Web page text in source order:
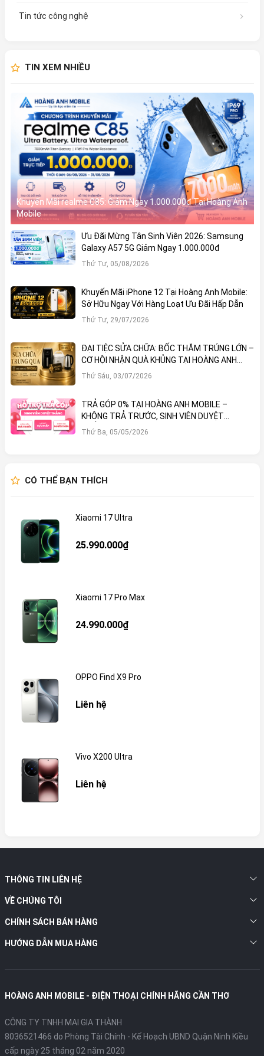
Tin tức công nghệ
TIN XEM NHIỀU
Khuyến Mãi realme C85: Giảm Ngay 1.000.000đ Tại Hoàng Anh
Mobile
Ưu Đãi Mừng Tân Sinh Viên 2026: Samsung
Galaxy A57 5G Giảm Ngay 1.000.000đ
Thứ Tư, 05/08/2026
Khuyến Mãi iPhone 12 Tại Hoàng Anh Mobile:
Sở Hữu Ngay Với Hàng Loạt Ưu Đãi Hấp Dẫn
Thứ Tư, 29/07/2026
ĐẠI TIỆC SỬA CHỮA: BỐC THĂM TRÚNG LỚN –
CƠ HỘI NHẬN QUÀ KHỦNG TẠI HOÀNG ANH
MOBILE
Thứ Sáu, 03/07/2026
TRẢ GÓP 0% TẠI HOÀNG ANH MOBILE –
KHÔNG TRẢ TRƯỚC, SINH VIÊN DUYỆT
THẲNG!
Thứ Ba, 05/05/2026
CÓ THỂ BẠN THÍCH
Xiaomi 17 Ultra
25.990.000₫
Xiaomi 17 Pro Max
24.990.000₫
OPPO Find X9 Pro
Liên hệ
Vivo X200 Ultra
Liên hệ
THÔNG TIN LIÊN HỆ
VỀ CHÚNG TÔI
CHÍNH SÁCH BÁN HÀNG
HƯỚNG DẪN MUA HÀNG
HOÀNG ANH MOBILE - ĐIỆN THOẠI CHÍNH HÃNG CẦN THƠ
CÔNG TY TNHH MAI GIA THÀNH
8036521466 do Phòng Tài Chính - Kế Hoạch UBND Quận Ninh Kiều
cấp ngày 25 tháng 02 năm 2020